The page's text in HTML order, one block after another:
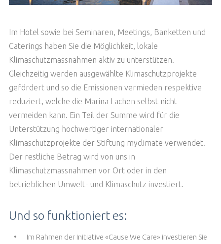
Im Hotel sowie bei Seminaren, Meetings, Banketten und
Caterings haben Sie die Möglichkeit, lokale
Klimaschutzmassnahmen aktiv zu unterstützen.
Gleichzeitig werden ausgewählte Klimaschutzprojekte
gefördert und so die Emissionen vermieden respektive
reduziert, welche die Marina Lachen selbst nicht
vermeiden kann. Ein Teil der Summe wird für die
Unterstützung hochwertiger internationaler
Klimaschutzprojekte der Stiftung myclimate verwendet.
Der restliche Betrag wird von uns in
Klimaschutzmassnahmen vor Ort oder in den
betrieblichen Umwelt- und Klimaschutz investiert.
Und so funktioniert es:
Im Rahmen der Initiative «Cause We Care» investieren Sie